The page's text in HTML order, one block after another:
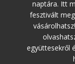
naptára. Itt
fesztivált
együttesekről